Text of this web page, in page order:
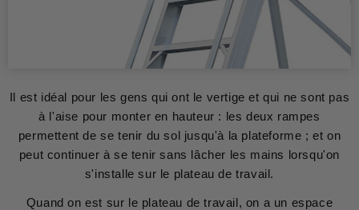
Il est idéal pour les gens qui ont le vertige et qui ne sont pas
à l'aise pour monter en hauteur : les deux rampes
permettent de se tenir du sol jusqu'à la plateforme ; et on
peut continuer à se tenir sans lâcher les mains lorsqu'on
s'installe sur le plateau de travail.
Quand on est sur le plateau de travail, on a un espace